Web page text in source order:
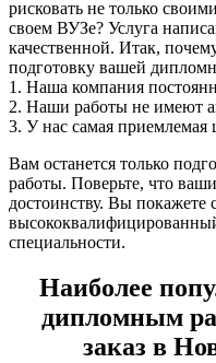
рисковать не только
своем ВУЗе? Услуга
качественной. Итак,
подготовку вашей
1. Наша компания
2. Наши работы не имеют
3. У нас самая приемлемая
Вам останется только
работы. Поверьте, что
достоинству. Вы покажете
специальности.
Наиболее
дипломным
заказ в